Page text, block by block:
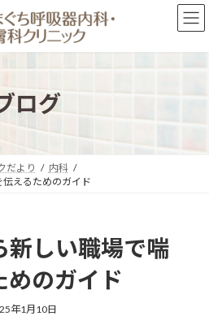
ログ
だより
内科
えるためのガイド
新しい職場で喘
めのガイド
年1月10日